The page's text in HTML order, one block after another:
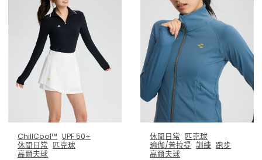
ChillCool™ UPF 50+
休閒日常 匹克球
高爾夫球
休閒日常 匹克球
瑜伽/普拉提 訓練 跑步
高爾夫球